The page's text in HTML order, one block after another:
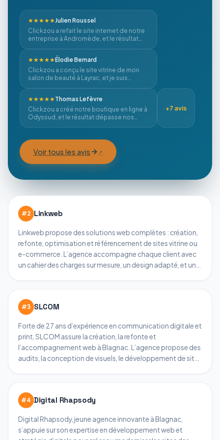
★★★★★Julien Roussel
Clickzou a refait le site internet de notre
entreprise à Andromède, et le résultat
★★★★★Élodie Bernard
Clickzou a conçu le site vitrine de mon
salon de beauté à Layrac, et je suis
★★★★★Thomas Lefèvre
Clickzou a créé notre boutique en ligne à
Odyssud, et le résultat dépasse nos
+7 avis
Voir tous les avis
#2 Linkweb
Linkweb propose des solutions web complètes : création,
refonte, optimisation et référencement de sites vitrine ou
e-commerce. L’agence accompagne chaque client avec
un cahier des charges sur mesure, un design adapté, et une
référencement, tout en développant des outils et
applications personnalisés. Grâce à plus de 10 ans
et une expérience reconnue auprès des PME et commerces
de Blagnac et sa région.
#3 SLCOM
Forte de 27 ans d’expérience en communication digitale et
print, SLCOM assure la création, la refonte et
l’accompagnement web à Blagnac. L’agence propose des
audits, la conception de visuels, le développement de sites
du client, tout en mettant en avant son savoir-faire print et
web. Son offre d’accompagnement global et sa capacité
les entreprises locales désireuses de structurer leur
communication.
#4 Digital Rhapsody
Digital Rhapsody, jeune agence innovante à Blagnac,
s’appuie sur son expertise en développement web et